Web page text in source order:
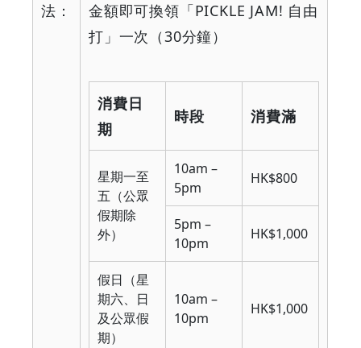
法：
金額即可換領「PICKLE JAM! 自由
打」一次（30分鐘）
消費日
期
時段 消費滿
星期一至
五（公眾
假期除
外）
10am –
5pm
HK$800
5pm –
10pm
HK$1,000
假日（星
期六、日
及公眾假
期）
10am –
10pm
HK$1,000